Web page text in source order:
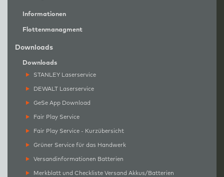
Informationen
Flottenmanagment
Downloads
Downloads
STANLEY Laserservice
DEWALT Laserservice
GeSe App Download
Fair Play Service
Fair Play Service - Kurzübersicht
Grüner Service für das Handwerk
Versandinformationen Batterien
Merkblatt und Checkliste Versand Akkus/Batterien